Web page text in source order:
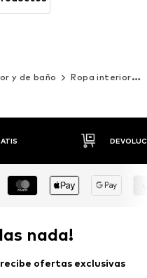
y de baño Ropa interior
nada!
ofertas exclusivas